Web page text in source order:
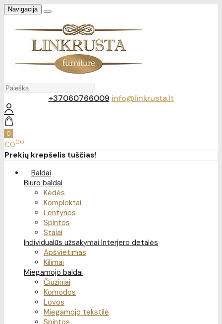
Navigacija
+37060766009 info@linkrusta.lt
0
€000
Prekių krepšelis tuščias!
Baldai
Biuro baldai
Kėdės
Komplektai
Lentynos
Spintos
Stalai
Individualūs užsakymai Interjero detalės
Apšvietimas
Kilimai
Miegamojo baldai
Čiužiniai
Komodos
Lovos
Miegamojo tekstilė
Spintos